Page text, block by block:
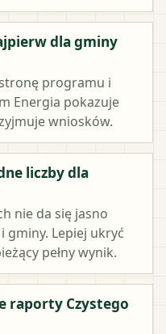
dla gminy
programu i
Energia pokazuje
wniosków.
liczby dla
nie da się jasno
gminy. Lepiej ukryć
pełny wynik.
raporty Czystego